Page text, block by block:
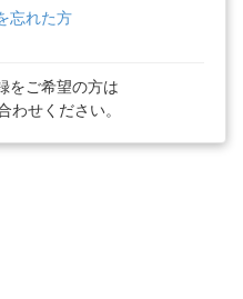
忘れた方
をご希望の方は
わせください。